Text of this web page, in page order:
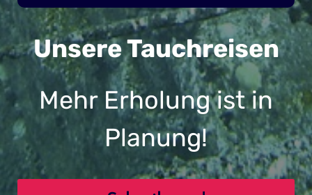
Unsere Tauchreisen
Mehr Erholung ist in
Planung!